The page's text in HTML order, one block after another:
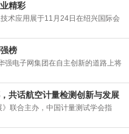
精彩
术应用展于11月24日在绍兴国际会
榜
强电子网集团在自主创新的道路上将
共话航空计量检测创新与发展
联合主办，中国计量测试学会指